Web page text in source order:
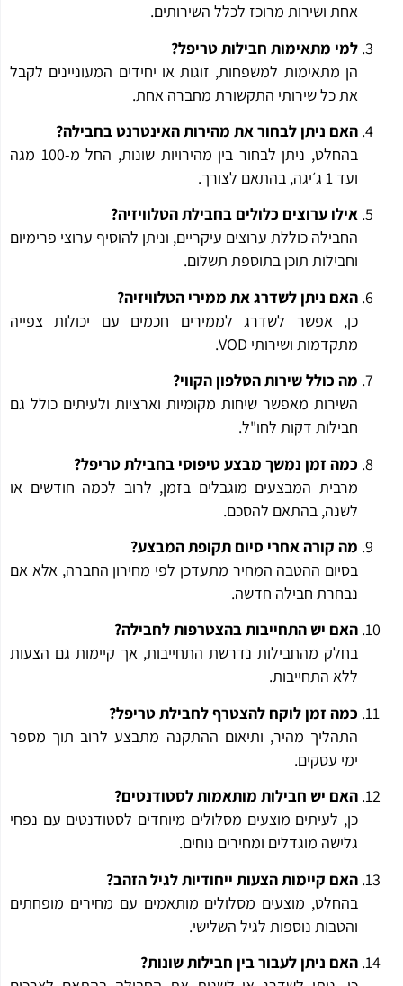
אחת ושירות מרוכז לכלל השירותים.
למי מתאימות חבילות טריפל?
הן מתאימות למשפחות, זוגות או יחידים המעוניינים לקבל
את כל שירותי התקשורת מחברה אחת.
האם ניתן לבחור את מהירות האינטרנט בחבילה?
בהחלט, ניתן לבחור בין מהירויות שונות, החל מ-100 מגה
אילו ערוצים כלולים בחבילת הטלוויזיה?
החבילה כוללת ערוצים עיקריים, וניתן להוסיף ערוצי פרימיום
וחבילות תוכן בתוספת תשלום.
האם ניתן לשדרג את ממירי הטלוויזיה?
כן, אפשר לשדרג לממירים חכמים עם יכולות צפייה
מתקדמות ושירותי VOD.
מה כולל שירות הטלפון הקווי?
השירות מאפשר שיחות מקומיות וארציות ולעיתים כולל גם
חבילות דקות לחו"ל.
כמה זמן נמשך מבצע טיפוסי בחבילת טריפל?
מרבית המבצעים מוגבלים בזמן, לרוב לכמה חודשים או
לשנה, בהתאם להסכם.
מה קורה אחרי סיום תקופת המבצע?
בסיום ההטבה המחיר מתעדכן לפי מחירון החברה, אלא אם
נבחרת חבילה חדשה.
האם יש התחייבות בהצטרפות לחבילה?
בחלק מהחבילות נדרשת התחייבות, אך קיימות גם הצעות
ללא התחייבות.
כמה זמן לוקח להצטרף לחבילת טריפל?
התהליך מהיר, ותיאום ההתקנה מתבצע לרוב תוך מספר
ימי עסקים.
האם יש חבילות מותאמות לסטודנטים?
כן, לעיתים מוצעים מסלולים מיוחדים לסטודנטים עם נפחי
גלישה מוגדלים ומחירים נוחים.
האם קיימות הצעות ייחודיות לגיל הזהב?
בהחלט, מוצעים מסלולים מותאמים עם מחירים מופחתים
והטבות נוספות לגיל השלישי.
האם ניתן לעבור בין חבילות שונות?